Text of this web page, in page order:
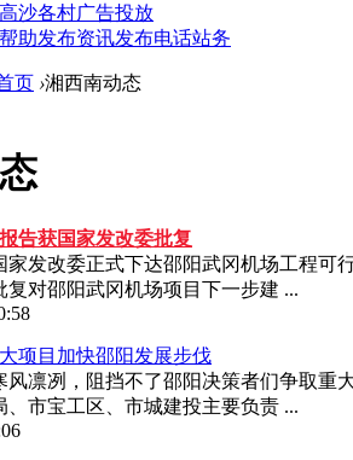
高沙各村广告投放
帮助发布资讯发布电话站务
页 ›湘西南动态
告获国家发改委批复
家发改委正式下达邵阳武冈机场工程可
复对邵阳武冈机场项目下一步建 ...
项目加快邵阳发展步伐
风凛冽，阻挡不了邵阳决策者们争取重
、市宝工区、市城建投主要负责 ...